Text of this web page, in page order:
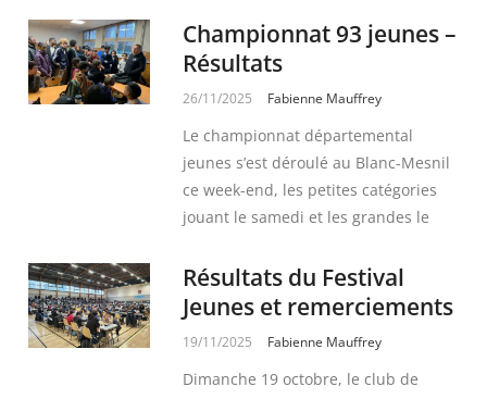
Championnat 93 jeunes –
Résultats
26/11/2025 Fabienne Mauffrey
Le championnat départemental
jeunes s’est déroulé au Blanc-Mesnil
ce week-end, les petites catégories
jouant le samedi et les grandes le
Résultats du Festival
Jeunes et remerciements
19/11/2025 Fabienne Mauffrey
Dimanche 19 octobre, le club de